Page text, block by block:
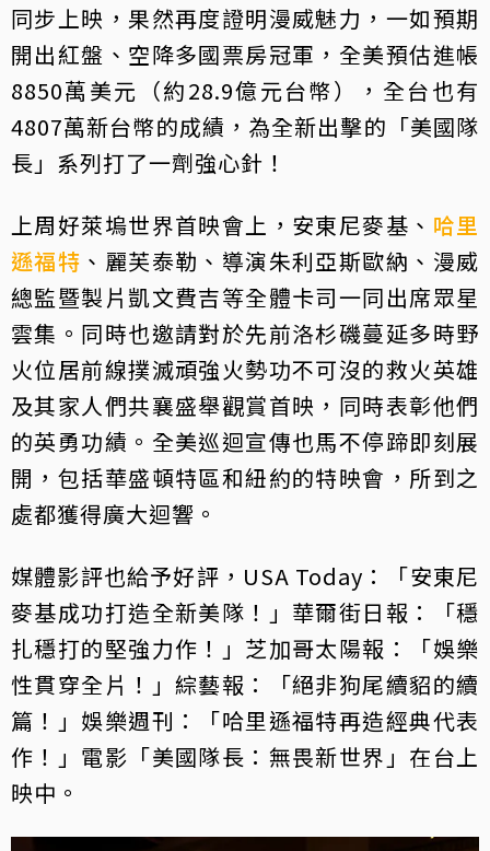
同步上映，果然再度證明漫威魅力，一如預期
開出紅盤、空降多國票房冠軍，全美預估進帳
8850萬美元（約28.9億元台幣），全台也有
4807萬新台幣的成績，為全新出擊的「美國隊
長」系列打了一劑強心針！
上周好萊塢世界首映會上，安東尼麥基、 哈里
遜福特 、麗芙泰勒、導演朱利亞斯歐納、漫威
總監暨製片凱文費吉等全體卡司一同出席眾星
雲集。同時也邀請對於先前洛杉磯蔓延多時野
火位居前線撲滅頑強火勢功不可沒的救火英雄
及其家人們共襄盛舉觀賞首映，同時表彰他們
的英勇功績。全美巡迴宣傳也馬不停蹄即刻展
開，包括華盛頓特區和紐約的特映會，所到之
處都獲得廣大迴響。
媒體影評也給予好評，USA Today：「安東尼
麥基成功打造全新美隊！」華爾街日報：「穩
扎穩打的堅強力作！」芝加哥太陽報：「娛樂
性貫穿全片！」綜藝報：「絕非狗尾續貂的續
篇！」娛樂週刊：「哈里遜福特再造經典代表
作！」電影「美國隊長：無畏新世界」在台上
映中。